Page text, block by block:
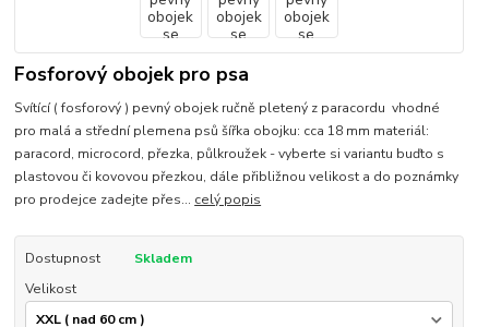
Fosforový obojek pro psa
Svítící ( fosforový ) pevný obojek ručně pletený z paracordu vhodné
pro malá a střední plemena psů šířka obojku: cca 18 mm materiál:
paracord, microcord, přezka, půlkroužek - vyberte si variantu buďto s
plastovou či kovovou přezkou, dále přibližnou velikost a do poznámky
pro prodejce zadejte přes... celý popis
Dostupnost
Skladem
Velikost